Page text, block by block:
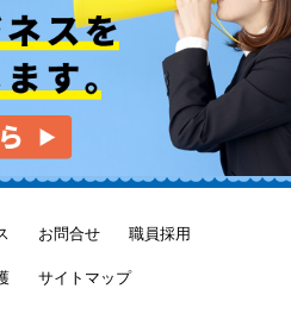
を全力で応援します。
お問合せ
職員採用
サイトマップ